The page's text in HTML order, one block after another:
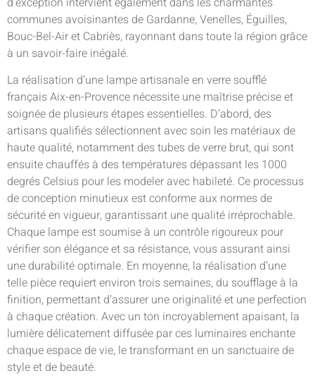
communes avoisinantes de Gardanne, Venelles, Éguilles,
Bouc-Bel-Air et Cabriès, rayonnant dans toute la région grâce
à un savoir-faire inégalé.
La réalisation d’une lampe artisanale en verre soufflé
français Aix-en-Provence nécessite une maîtrise précise et
soignée de plusieurs étapes essentielles. D’abord, des
artisans qualifiés sélectionnent avec soin les matériaux de
haute qualité, notamment des tubes de verre brut, qui sont
ensuite chauffés à des températures dépassant les 1000
degrés Celsius pour les modeler avec habileté. Ce processus
de conception minutieux est conforme aux normes de
sécurité en vigueur, garantissant une qualité irréprochable.
Chaque lampe est soumise à un contrôle rigoureux pour
vérifier son élégance et sa résistance, vous assurant ainsi
une durabilité optimale. En moyenne, la réalisation d’une
telle pièce requiert environ trois semaines, du soufflage à la
finition, permettant d’assurer une originalité et une perfection
à chaque création. Avec un ton incroyablement apaisant, la
lumière délicatement diffusée par ces luminaires enchante
chaque espace de vie, le transformant en un sanctuaire de
style et de beauté.